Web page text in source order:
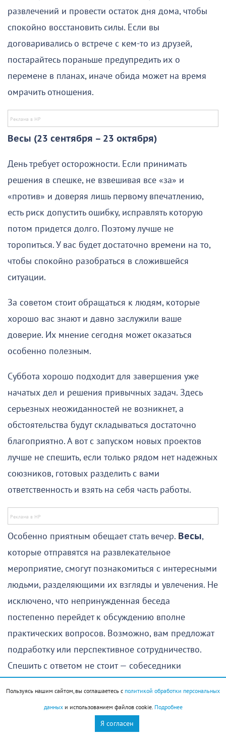
развлечений и провести остаток дня дома, чтобы
спокойно восстановить силы. Если вы
договаривались о встрече с кем-то из друзей,
постарайтесь пораньше предупредить их о
перемене в планах, иначе обида может на время
омрачить отношения.
Весы (23 сентября – 23 октября)
День требует осторожности. Если принимать
решения в спешке, не взвешивая все «за» и
«против» и доверяя лишь первому впечатлению,
есть риск допустить ошибку, исправлять которую
потом придется долго. Поэтому лучше не
торопиться. У вас будет достаточно времени на то,
чтобы спокойно разобраться в сложившейся
ситуации.
За советом стоит обращаться к людям, которые
хорошо вас знают и давно заслужили ваше
доверие. Их мнение сегодня может оказаться
особенно полезным.
Суббота хорошо подходит для завершения уже
начатых дел и решения привычных задач. Здесь
серьезных неожиданностей не возникнет, а
обстоятельства будут складываться достаточно
благоприятно. А вот с запуском новых проектов
лучше не спешить, если только рядом нет надежных
союзников, готовых разделить с вами
ответственность и взять на себя часть работы.
Особенно приятным обещает стать вечер. Весы,
которые отправятся на развлекательное
мероприятие, смогут познакомиться с интересными
людьми, разделяющими их взгляды и увлечения. Не
исключено, что непринужденная беседа
постепенно перейдет к обсуждению вполне
практических вопросов. Возможно, вам предложат
подработку или перспективное сотрудничество.
Спешить с ответом не стоит — собеседники
Скорпион (24 октября – 21 ноября)
Пользуясь нашим сайтом, вы соглашаетесь с политикой обработки персональных
данныхи использованием файлов cookie. Подробнее
Я согласен